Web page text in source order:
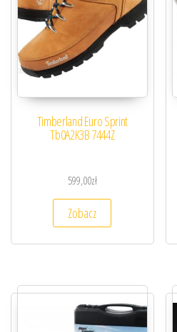
Timberland Euro Sprint
Tb0A2K3B 7444Z
599,00zł
Zobacz